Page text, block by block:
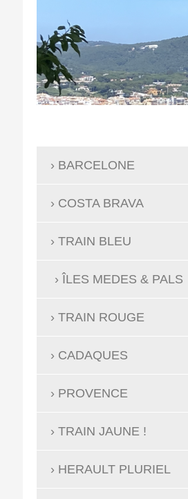
BARCELONE
COSTA BRAVA
TRAIN BLEU
ÎLES MEDES & PALS
TRAIN ROUGE
CADAQUES
PROVENCE
TRAIN JAUNE !
HERAULT PLURIEL